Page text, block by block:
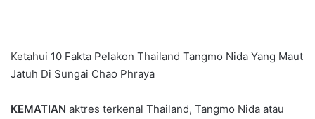
Ketahui 10 Fakta Pelakon Thailand Tangmo Nida Yang Maut
Jatuh Di Sungai Chao Phraya
KEMATIAN aktres terkenal Thailand, Tangmo Nida atau